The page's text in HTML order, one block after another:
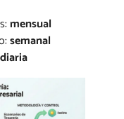
mensual
semanal
diaria